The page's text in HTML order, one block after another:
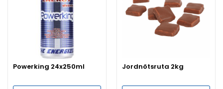
Powerking 24x250ml Jordnötsruta 2kg